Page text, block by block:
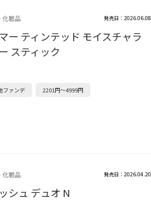
化粧品 発売日：2026.06.08
ー ティンテッド モイスチャラ
スティック
ファンデ 2201円～4999円
化粧品 発売日：2026.04.20
シュ デュオ N